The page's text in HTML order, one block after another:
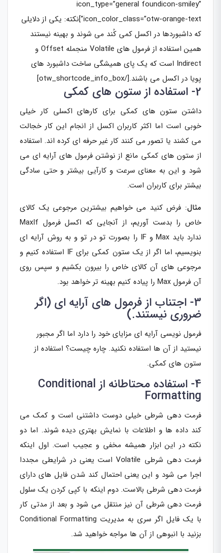
icon_type=”general foundicon-smiley”
icon_color_class=”otw-orange-text”]نکته: یکی از دلایلی
که داشبوردها در اکسل کمی کُند می شوند و بهینه نیستند
همین استفاده از فرمول های Volatile منجمله Offset و
Indirect است که یک پای همیشگی ساخت داشبورد های
پویا در اکسل می باشند.[/otw_shortcode_info_box]
2- استفاده از ستون های کمکی
داشتن ستون های کمکی برای کارهای اکسلی کار خیلی
خوبی است اما اکثر کاربران اکسل از انجام این کار خجالت
می کشند یا تصور می کنند کار غیر حرفه ای کرده اند. استفاده
از ستون های کمکی مانع از نوشتن فرمول های آرایه ای می
شود و این به معنای سرعت و کارآیی بیشتر و حتی سادگی
بیشتر برای کاربران است.
مثال: فرض کنید می خواهیم بیشترین مرجوعی یک کالای
خاص را بدست آوریم، از آنجایی که اکسل فرمول MaxIf
ندارد باید Max و IF را بصورت تو در تو و به روش آرایه ای
بنویسیم، اما اگر از یک ستون کمکی برای IF استفاده کنیم و
مرجوعی های آن کالای خاص را بیرون بکشیم و سپس روی
آن فرمول Max را پیاده کنیم بهینه تر خواهد بود.
3- اجتناب از فرمول های آرایه ای (اگر
ضروری نیستند.)
فرمول نویسی آرایه ای مزایای خود را دارد اما اگر مجبور
نیستید از آن ها استفاده نکنید. چاره چیست؟ استفاده از
ستون های کمکی.
4- استفاده محتاطانه از Conditional
Formatting
فرمت دهی شرطی خیلی دوست داشتنی است و کمک می
کند داده ها و اطلاعات با نمایش بهتری دیده شوند. اما دو
نکته در این ابزار همیشه مخفی و عجیب است. اول اینکه
فرمت دهی شرطی Volatile است یعنی در شرایطی مجددا
اجرا می شود و این یعنی احتمال کند شدن فایل های دارای
فرمت دهی شرطی بالاست. دوم اینکه با کپی کردن یک سلول
فرمت دهی شرطی آن نیز منتقل می شود و بعد از مدتی کار
با یک فایل اگر سری به مدیریت Conditional Formatting
بزنید با انبوهی از آن ها مواجه خواهید شد.